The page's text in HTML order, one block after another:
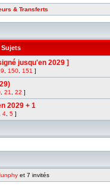
& Transferts
Sujets
jusqu'en 2029 ]
150 151 ]
21 22 ]
2029 + 1
4 5 ]
et 7 invités